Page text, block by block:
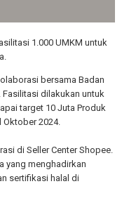
1.000 UMKM untuk
bersama Badan
Fasilitasi dilakukan untuk
target 10 Juta Produk
Oktober 2024.
di Seller Center Shopee.
yang menghadirkan
sertifikasi halal di